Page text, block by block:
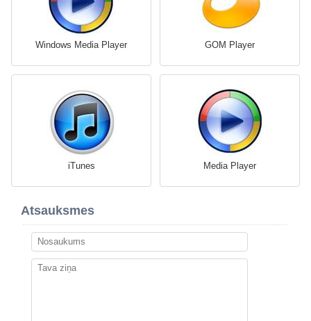
Windows Media Player GOM Player
iTunes Media Player
Atsauksmes